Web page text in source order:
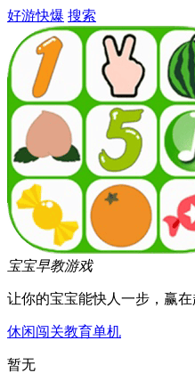
好游快爆 搜索
宝宝早教游戏
让你的宝宝能快人一步，赢在
休闲闯关教育单机
暂无